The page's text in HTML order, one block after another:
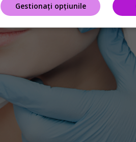
Gestionați opțiunile